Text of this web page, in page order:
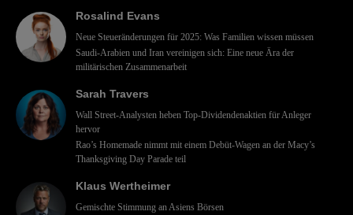
Rosalind Evans
Neue Steueränderungen für 2025: Was Familien wissen müssen
Saudi-Arabien und Iran vereinigen sich: Eine neue Ära der
militärischen Zusammenarbeit
Sarah Travers
Wall Street-Analysten heben Top-Dividendenaktien für Anleger
hervor
Rao’s Homemade nimmt mit einem Debüt-Wagen an der Macy’s
Thanksgiving Day Parade teil
Klaus Wertheimer
Gemischte Stimmung an Asiens Börsen